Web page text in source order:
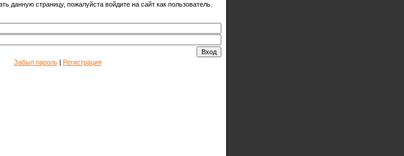
данную страницу, пожалуйста войдите на сайт как пользователь.
Забыл пароль| Регистрация